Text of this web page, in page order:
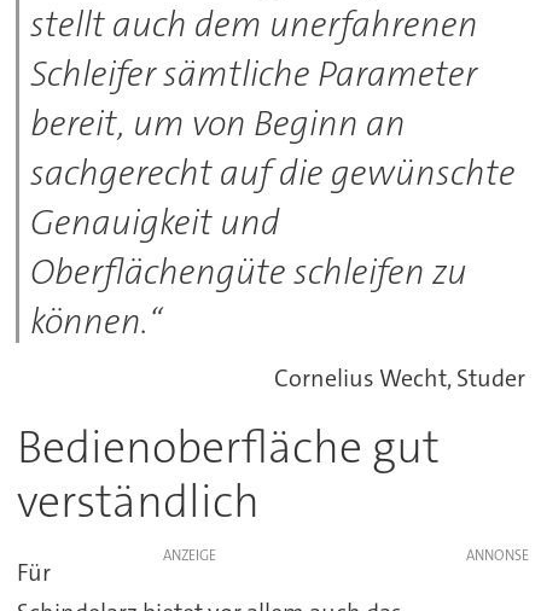
stellt auch dem unerfahrenen
Schleifer sämtliche Parameter
bereit, um von Beginn an
sachgerecht auf die gewünschte
Genauigkeit und
Oberflächengüte schleifen zu
können.“
Cornelius Wecht, Studer
Bedienoberfläche gut
verständlich
ANZEIGE
Für